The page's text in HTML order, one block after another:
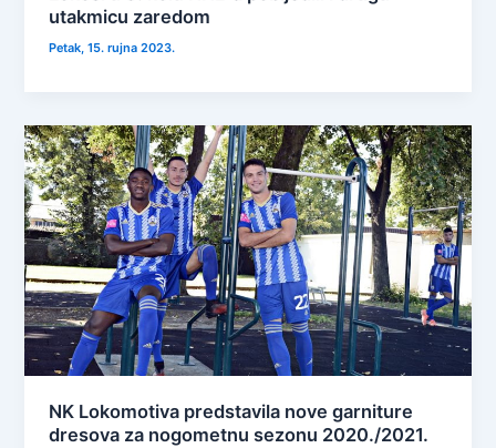
utakmicu zaredom
Petak, 15. rujna 2023.
NK Lokomotiva predstavila nove garniture
dresova za nogometnu sezonu 2020./2021.